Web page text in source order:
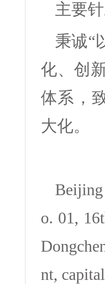
主要
秉诚“
化、创
体系，
大化。
o. 01,
nt,